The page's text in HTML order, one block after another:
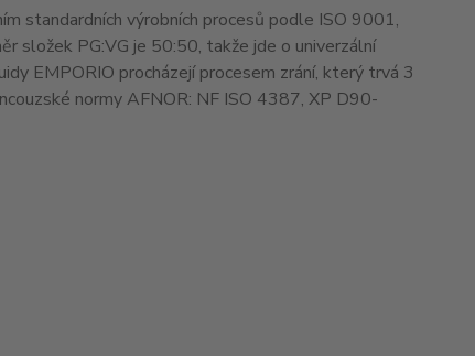
standardních výrobních procesů podle ISO 9001,
složek PG:VG je 50:50, takže jde o univerzální
EMPORIO procházejí procesem zrání, který trvá 3
normy AFNOR: NF ISO 4387, XP D90-